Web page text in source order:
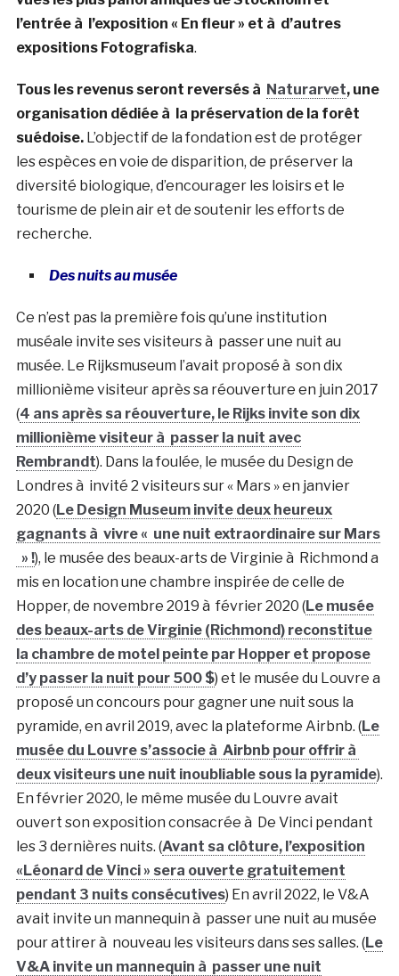
l’entrée à l’exposition « En fleur » et à d’autres
expositions Fotografiska.
Tous les revenus seront reversés à Naturarvet, une
organisation dédiée à la préservation de la forêt
suédoise. L’objectif de la fondation est de protéger
les espèces en voie de disparition, de préserver la
diversité biologique, d’encourager les loisirs et le
tourisme de plein air et de soutenir les efforts de
recherche.
Des nuits au musée
Ce n’est pas la première fois qu’une institution
muséale invite ses visiteurs à passer une nuit au
musée. Le Rijksmuseum l’avait proposé à son dix
millionième visiteur après sa réouverture en juin 2017
(4 ans après sa réouverture, le Rijks invite son dix
millionième visiteur à passer la nuit avec
Rembrandt). Dans la foulée, le musée du Design de
Londres à invité 2 visiteurs sur « Mars » en janvier
2020 (Le Design Museum invite deux heureux
gagnants à vivre « une nuit extraordinaire sur Mars
» !), le musée des beaux-arts de Virginie à Richmond a
mis en location une chambre inspirée de celle de
Hopper, de novembre 2019 à février 2020 (Le musée
des beaux-arts de Virginie (Richmond) reconstitue
la chambre de motel peinte par Hopper et propose
d’y passer la nuit pour 500 $) et le musée du Louvre a
proposé un concours pour gagner une nuit sous la
pyramide, en avril 2019, avec la plateforme Airbnb. (Le
musée du Louvre s’associe à Airbnb pour offrir à
deux visiteurs une nuit inoubliable sous la pyramide).
En février 2020, le même musée du Louvre avait
ouvert son exposition consacrée à De Vinci pendant
les 3 dernières nuits. (Avant sa clôture, l’exposition
«Léonard de Vinci » sera ouverte gratuitement
pendant 3 nuits consécutives) En avril 2022, le V&A
avait invite un mannequin à passer une nuit au musée
pour attirer à nouveau les visiteurs dans ses salles. (Le
V&A invite un mannequin à passer une nuit